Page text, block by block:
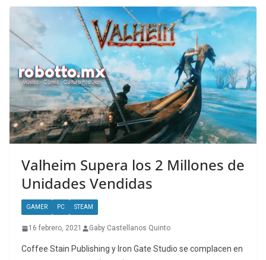
Valheim Supera los 2 Millones de
Unidades Vendidas
GAMER PC STEAM
16 febrero, 2021 Gaby Castellanos Quinto
Coffee Stain Publishing y Iron Gate Studio se complacen en